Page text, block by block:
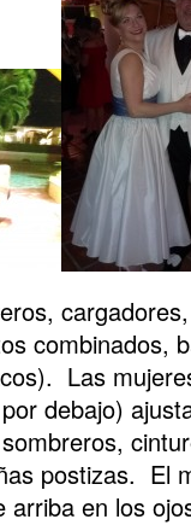
combinados,
Las
debajo)
postizas. El
en los